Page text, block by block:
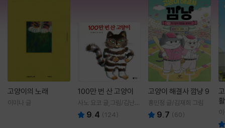
고양이의 노래
이미나 글
100만 번 산 고양이
사노 요코 글,그림/김난주
역 9.4 (124)
고양이 해결사 깜냥 9
홍민정 글/김재희 그림
9.7 (60)